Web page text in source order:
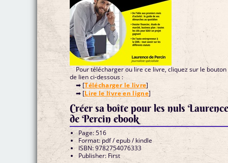
Pour télécharger ou lire ce livre, cliquez sur le bouton
de lien ci-dessous :
➡ [Télécharger le livre]
➡ [Lire le livre en ligne]
Créer sa boîte pour les nuls
de Percin ebook
Page: 516
Format: pdf / epub / kindle
ISBN: 9782754076333
Publisher: First